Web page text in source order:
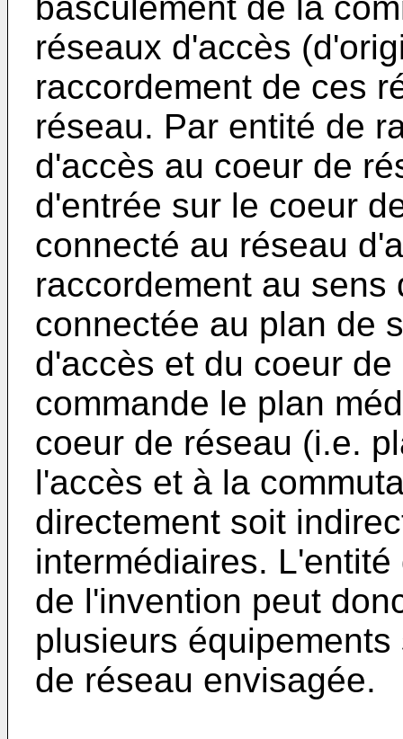
réseaux d'accès
raccordement de ces
réseau. Par entité de
d'accès au coeur de
d'entrée sur le coeur
connecté au réseau
raccordement au
connectée au plan de
d'accès et du coeur
commande le plan
coeur de réseau (i.e.
l'accès et à la
directement soit
intermédiaires.
de l'invention peut
plusieurs
de réseau envisagée.